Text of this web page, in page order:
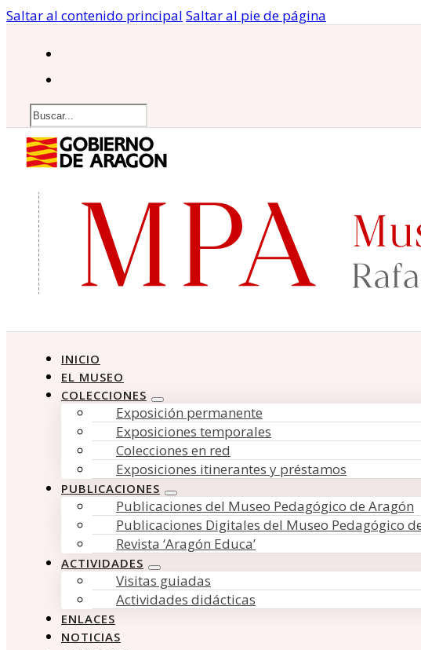
Saltar al contenido principal Saltar al pie de página
Buscar
INICIO
EL MUSEO
COLECCIONES
Exposición permanente
Exposiciones temporales
Colecciones en red
Exposiciones itinerantes y préstamos
PUBLICACIONES
Publicaciones del Museo Pedagógico de Aragón
Publicaciones Digitales del Museo Pedagógico
Revista ‘Aragón Educa’
ACTIVIDADES
Visitas guiadas
Actividades didácticas
ENLACES
NOTICIAS